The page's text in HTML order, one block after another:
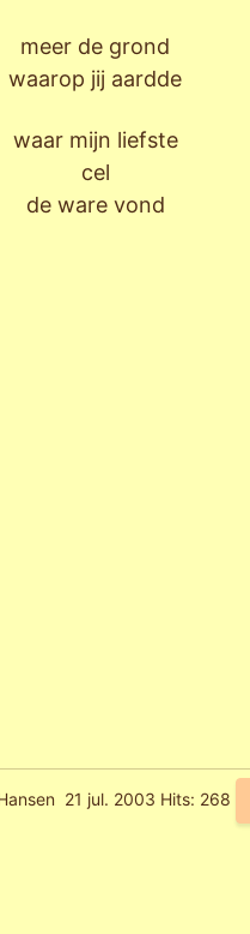
meer de grond
waarop jij aardde
waar mijn liefste
cel
de ware vond
21 jul. 2003 Hits: 268